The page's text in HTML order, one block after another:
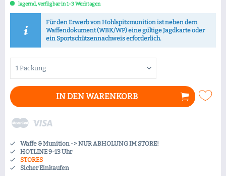
lagernd, verfügbar in 1-3 Werktagen
Für den Erwerb von Hohlspitzmunition ist neben dem
Waffendokument (WBK/WP) eine gültige Jagdkarte oder
ein Sportschützennachweis erforderlich.
IN DENWARENKORB
Waffe & Munition -> NUR ABHOLUNG IM STORE!
HOTLINE 9-13 Uhr
STORES
Sicher Einkaufen